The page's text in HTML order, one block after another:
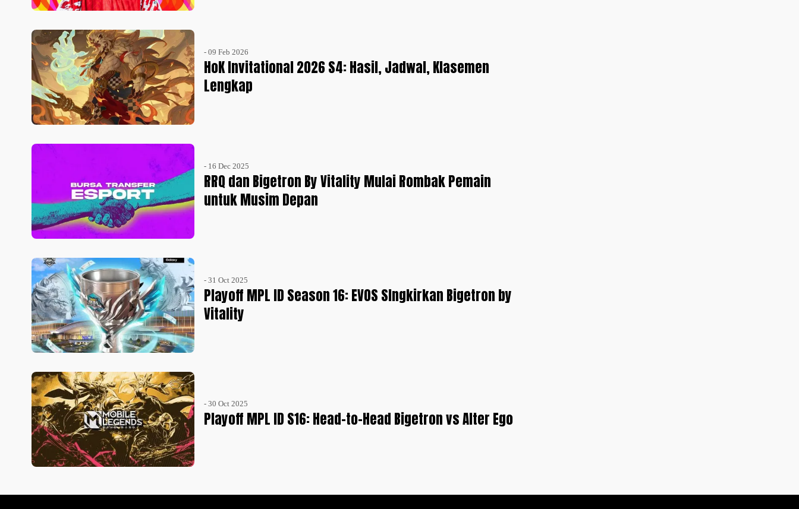
- 09 Feb 2026
HoK Invitational 2026 S4: Hasil, Jadwal, Klasemen
Lengkap
- 16 Dec 2025
RRQ dan Bigetron By Vitality Mulai Rombak Pemain
untuk Musim Depan
- 31 Oct 2025
Playoff MPL ID Season 16: EVOS SIngkirkan Bigetron by
Vitality
- 30 Oct 2025
Playoff MPL ID S16: Head-to-Head Bigetron vs Alter Ego